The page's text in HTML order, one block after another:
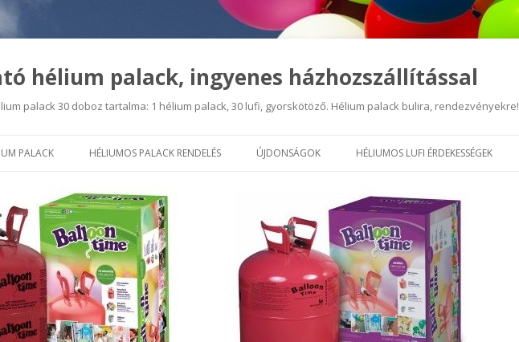
hélium palack, ingyenes házhozszállítással
palack 30 doboz tartalma: 1 hélium palack, 30 lufi, gyorskötöző. Hélium palack bulira, rendezvényekre!
PALACK HÉLIUMOS PALACK RENDELÉS ÚJDONSÁGOK HÉLIUMOS LUFI ÉRDEKESSÉGEK